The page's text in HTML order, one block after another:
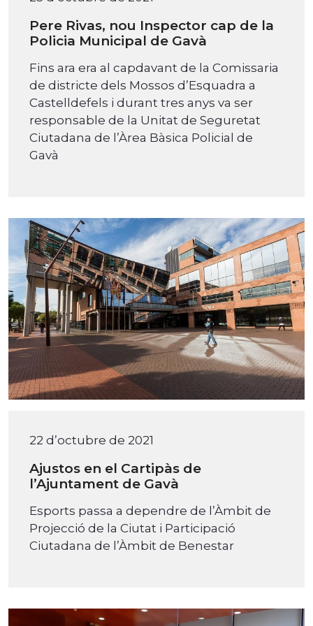
Pere Rivas, nou Inspector cap de la
Policia Municipal de Gavà
Fins ara era al capdavant de la Comissaria
de districte dels Mossos d’Esquadra a
Castelldefels i durant tres anys va ser
responsable de la Unitat de Seguretat
Ciutadana de l’Àrea Bàsica Policial de
Gavà
22 d’octubre de 2021
Ajustos en el Cartipàs de
l’Ajuntament de Gavà
Esports passa a dependre de l’Àmbit de
Projecció de la Ciutat i Participació
Ciutadana de l’Àmbit de Benestar